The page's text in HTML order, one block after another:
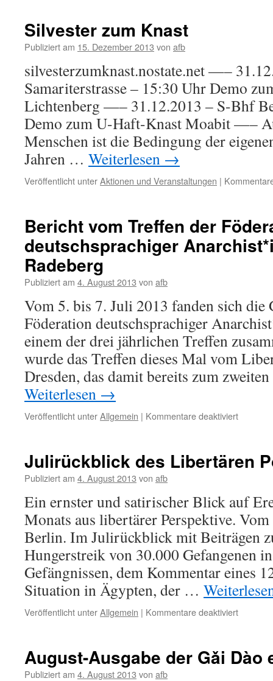
Silvester zum Knast
Publiziert am 15. Dezember 2013 von afb
silvesterzumknast.nostate.net —–
Samariterstrasse – 15:30 Uhr Demo
Lichtenberg —– 31.12.2013 – S-Bhf
Demo zum U-Haft-Knast Moabit —–
Menschen ist die Bedingung der
Jahren … Weiterlesen →
Veröffentlicht unterAktionen und Veranstaltungen |
Bericht vom Treffen der
deutschsprachiger
Radeberg
Publiziert am 4. August 2013 von afb
Vom 5. bis 7. Juli 2013 fanden sich die
Föderation deutschsprachiger
einem der drei jährlichen Treffen
wurde das Treffen dieses Mal vom
Dresden, das damit bereits zum
Weiterlesen →
Veröffentlicht unterAllgemein | Kommentare deaktiviertfür
der
in
Julirückblick des Libertären
Publiziert am 4. August 2013 von afb
Ein ernster und satirischer Blick auf
Monats aus libertärer Perspektive.
Berlin. Im Julirückblick mit Beiträgen
Hungerstreik von 30.000 Gefangenen
Gefängnissen, dem Kommentar eines
Situation in Ägypten, der …
Veröffentlicht unterAllgemein | Kommentare deaktiviertfür
Podcasts
August-Ausgabe der Gǎi Dào
Publiziert am 4. August 2013 von afb